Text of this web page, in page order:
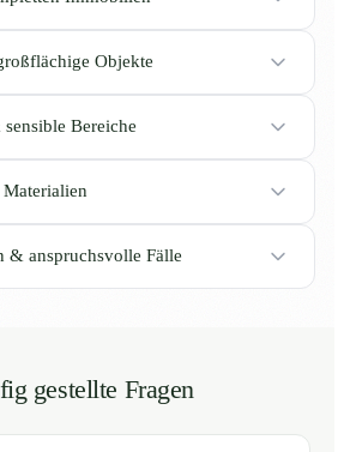
Objekte
Bereiche
& anspruchsvolle Fälle
gestellte Fragen